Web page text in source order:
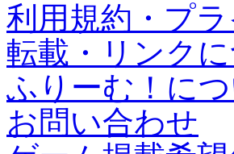
利用規約・プ
転載・リンク
ふりーむ！に
お問い合わせ